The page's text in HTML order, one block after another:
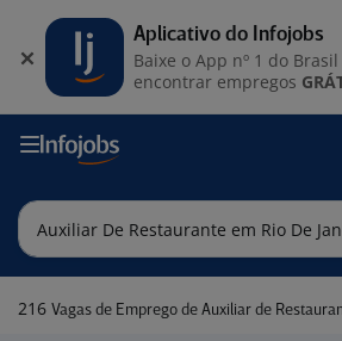
216 Vagas de Emprego de Auxiliar de Restaurante em Rio
Aplicativo do Infojobs
Baixe o App nº 1 do
encontrar empregos